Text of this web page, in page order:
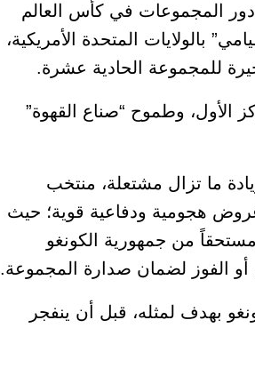
المجموعات في كأس العالم
بالولايات المتحدة الأمريكية،
للمجموعة الحادية عشرة.
الأول، وطموح “صناع القهوة”
ما تزال مشتعلة، منتخب
ضمن “اللوس كافيتيروس” التأهل رسمياً إلى دور الـ32 بعد عروض هجومية ودفاعية قوية؛ حيث
أن ينتزع فوزاً صعباً ومستحقاً من جمهورية الكونغو
أو الفوز لضمان صدارة المجموعة.
بهدف لمثله، قبل أن ينفجر